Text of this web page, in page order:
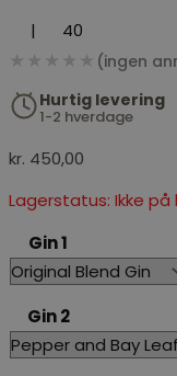
| 40
★★★★★ (ingen
Hurtig levering
1-2 hverdage
kr. 450,00
Lagerstatus: Ikke på
Gin 1
Gin 2